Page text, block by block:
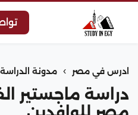
ادرس في مصر › مدونة
دراسة ماجستير